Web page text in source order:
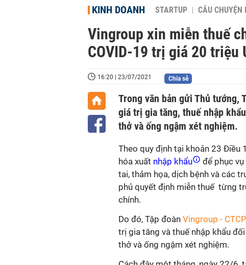
KINH DOANH STARTUP CÂU CHUYỆN
Vingroup xin miễn thuế
COVID-19 trị giá 20 triệu
16:20 | 23/07/2021 Chia sẻ
Trong văn bản gửi Thủ tướng,
giá trị gia tăng, thuế nhập
thở và ống ngậm xét nghiệm.
Theo quy định tại khoản 23 Điều
hóa xuất nhập khẩu
để phục
tai, thảm họa, dịch bệnh và các
phủ quyết định miễn thuế từng
chính.
Do đó, Tập đoàn Vingroup -
trị gia tăng và thuế nhập khẩu
thở và ống ngậm xét nghiệm.